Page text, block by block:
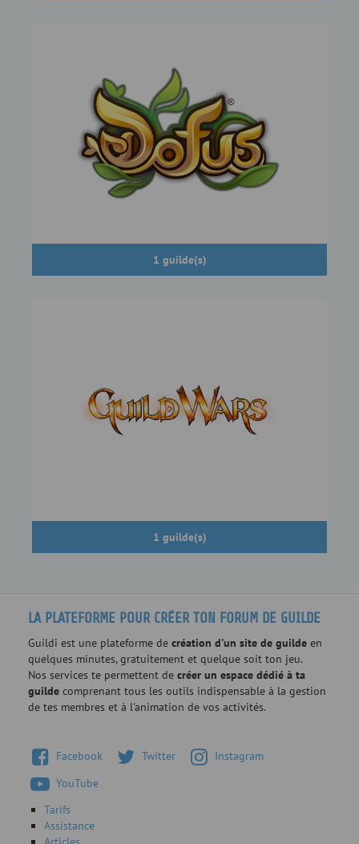
1 guilde(s)
1 guilde(s)
LA PLATEFORME POUR CRÉER TON FORUM DE GUILDE
Guildi est une plateforme de création d'un site de guilde en
quelques minutes, gratuitement et quelque soit ton jeu.
Nos services te permettent de créer un espace dédié à ta
guilde comprenant tous les outils indispensable à la gestion
de tes membres et à l'animation de vos activités.
Facebook Twitter
Instagram
YouTube
Tarifs
Assistance